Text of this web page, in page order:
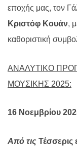
εποχής μας, τον
Κριστόφ Κουάν,
καθοριστική
ΑΝΑΛΥΤΙΚΟ
ΜΟΥΣΙΚΗΣ 2025:
16 Νοεμβρίου
Από τις Τέσσερις